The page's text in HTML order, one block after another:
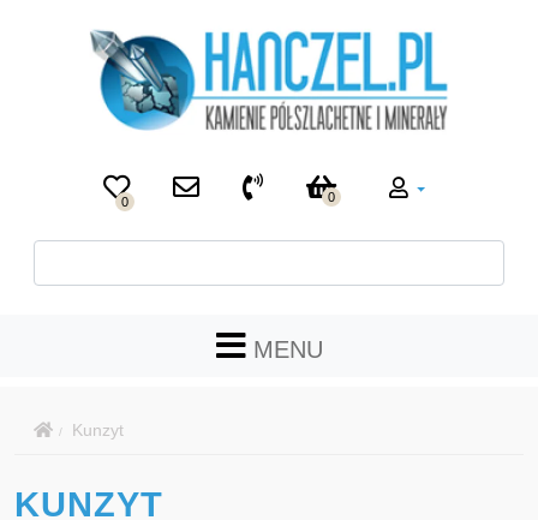
0 0
MENU
Kunzyt
KUNZYT